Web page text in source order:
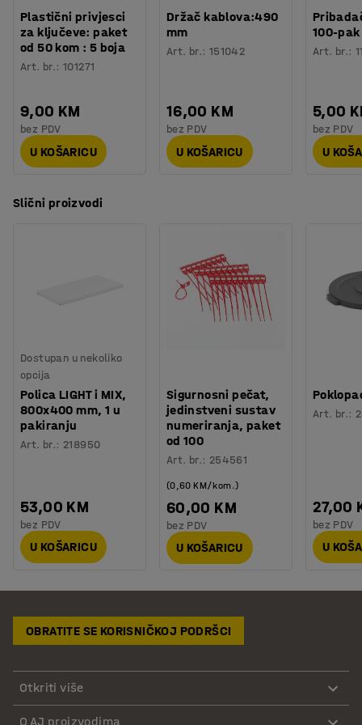
Plastični privjesci
za ključeve: paket
od 50 kom : 5 boja
Art. br.:101271
9,00 KM
bez PDV
U KOŠARICU
Držač kablova:490
mm
Art. br.: 151042
16,00 KM
bez PDV
U KOŠARICU
100-pak
Art. br.:
5,00
bez PDV
U
Slični proizvodi
Dostupan u nekoliko
opcija
Polica LIGHT i MIX,
800x400 mm, 1 u
pakiranju
Art. br.: 218950
53,00 KM
bez PDV
U KOŠARICU
Sigurnosni pečat,
jedinstveni sustav
numeriranja, paket
od 100
Art. br.: 254561
60,00 KM
(0,60 KM/kom.)
bez PDV
U KOŠARICU
Art. br.:
27,00
bez PDV
U
OBRATITE SE KORISNIČKOJ PODRŠCI
Otkriti više
O AJ proizvodima